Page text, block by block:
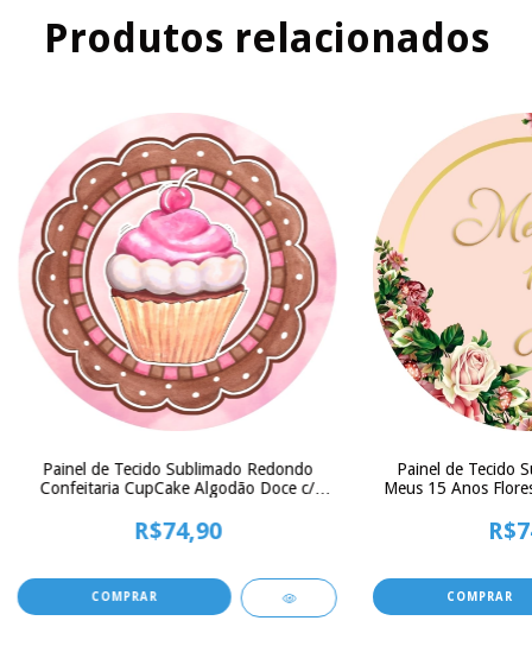
Produtos relacionados
Painel de Tecido Sublimado Redondo
Confeitaria CupCake Algodão Doce c/
R$74,90
Painel de Tecido
Meus 15 Anos